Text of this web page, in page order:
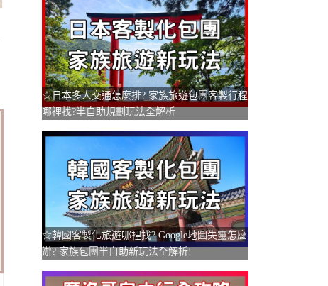
☆日本多人交通怎麼排? 家族旅遊包團客製行程
哪裡找?半自助規劃玩法全解析
☆韓國客製化旅遊哪裡找? Google地圖失靈怎麼
辦? 家族包團半自助新玩法全解析!